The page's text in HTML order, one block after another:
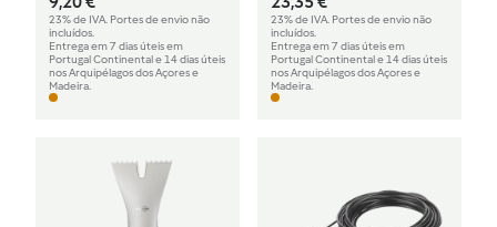
23% de IVA. Portes de envio não
incluídos.
Entrega em 7 dias úteis em
Portugal Continental e 14 dias úteis
nos Arquipélagos dos Açores e
Madeira.
23% de IVA. Portes de envio não
incluídos.
Entrega em 7 dias úteis em
Portugal Continental e 14 dias úteis
nos Arquipélagos dos Açores e
Madeira.